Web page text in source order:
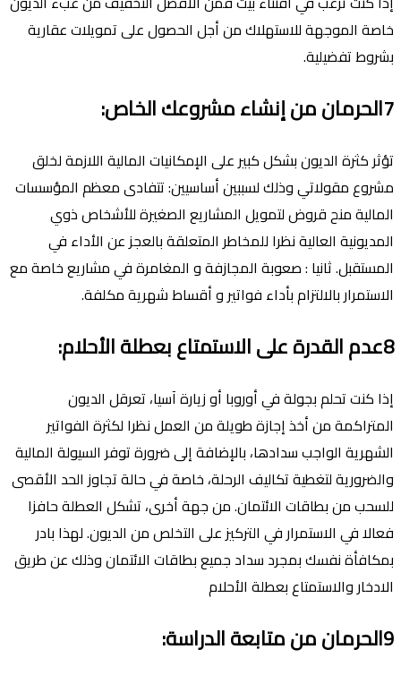
خاصة الموجهة للاستهلاك من أجل الحصول على تمويلات عقارية
بشروط تفضيلية.
7الحرمان من إنشاء مشروعك الخاص:
تؤثر كثرة الديون بشكل كبير على الإمكانيات المالية اللازمة لخلق
مشروع مقولاتي وذلك لسببين أساسيين: تتفادى معظم المؤسسات
المالية منح قروض لتمويل المشاريع الصغيرة للأشخاص ذوي
المديونية العالية نظرا للمخاطر المتعلقة بالعجز عن الأداء في
المستقبل. ثانيا : صعوبة المجازفة و المغامرة في مشاريع خاصة مع
الاستمرار بالالتزام بأداء فواتير و أقساط شهرية مكلفة.
8عدم القدرة على الاستمتاع بعطلة الأحلام:
إذا كنت تحلم بجولة في أوروبا أو زيارة آسيا، تعرقل الديون
المتراكمة من أخذ إجازة طويلة من العمل نظرا لكثرة الفواتير
الشهرية الواجب سدادها، بالإضافة إلى ضرورة توفر السيولة المالية
والضرورية لتغطية تكاليف الرحلة، خاصة في حالة تجاوز الحد الأقصى
للسحب من بطاقات الائتمان. من جهة أخرى، تشكل العطلة حافزا
فعالا في الاستمرار في التركيز على التخلص من الديون. لهذا بادر
بمكافأة نفسك بمجرد سداد جميع بطاقات الائتمان وذلك عن طريق
الادخار والاستمتاع بعطلة الأحلام
9الحرمان من متابعة الدراسة: